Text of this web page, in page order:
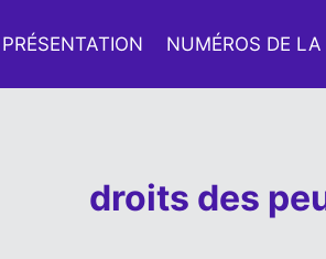
PRÉSENTATION NUMÉROS DE LA
droits des